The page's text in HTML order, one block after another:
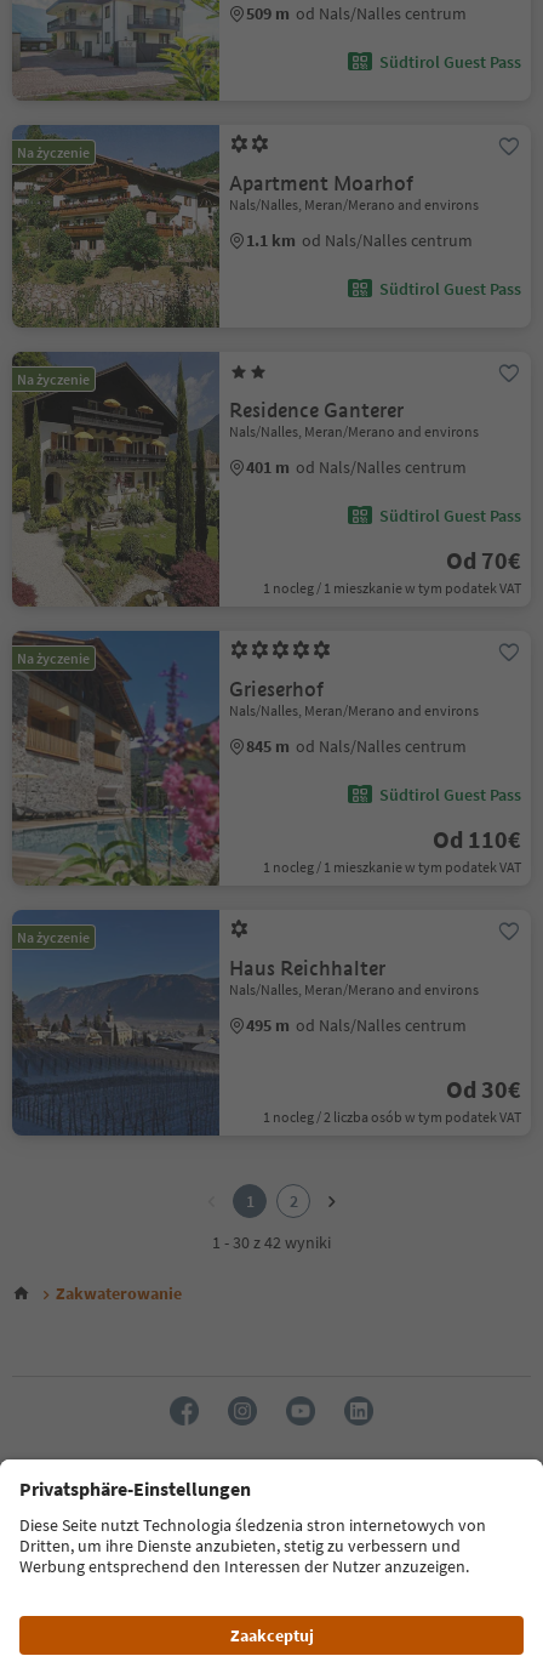
509 m od Nals/Nalles centrum
Südtirol Guest Pass
Na życzenie
Apartment Moarhof
Nals/Nalles, Meran/Merano and environs
1.1 km od Nals/Nalles centrum
Südtirol Guest Pass
Na życzenie
Residence Ganterer
Nals/Nalles, Meran/Merano and environs
401 m od Nals/Nalles centrum
Südtirol Guest Pass
Od 70€
1 nocleg / 1 mieszkanie w tym podatek VAT
Na życzenie
Grieserhof
Nals/Nalles, Meran/Merano and environs
845 m od Nals/Nalles centrum
Südtirol Guest Pass
Od 110€
1 nocleg / 1 mieszkanie w tym podatek VAT
Na życzenie
Haus Reichhalter
Nals/Nalles, Meran/Merano and environs
495 m od Nals/Nalles centrum
Od 30€
1 nocleg / 2 liczba osób w tym podatek VAT
1
2
1 - 30 z 42 wyniki
Zakwaterowanie
Język: Polski
FAQ Dane kontaktowe Naciśnij MICE
Polityka prywatności
Ułatwieniach dostępu